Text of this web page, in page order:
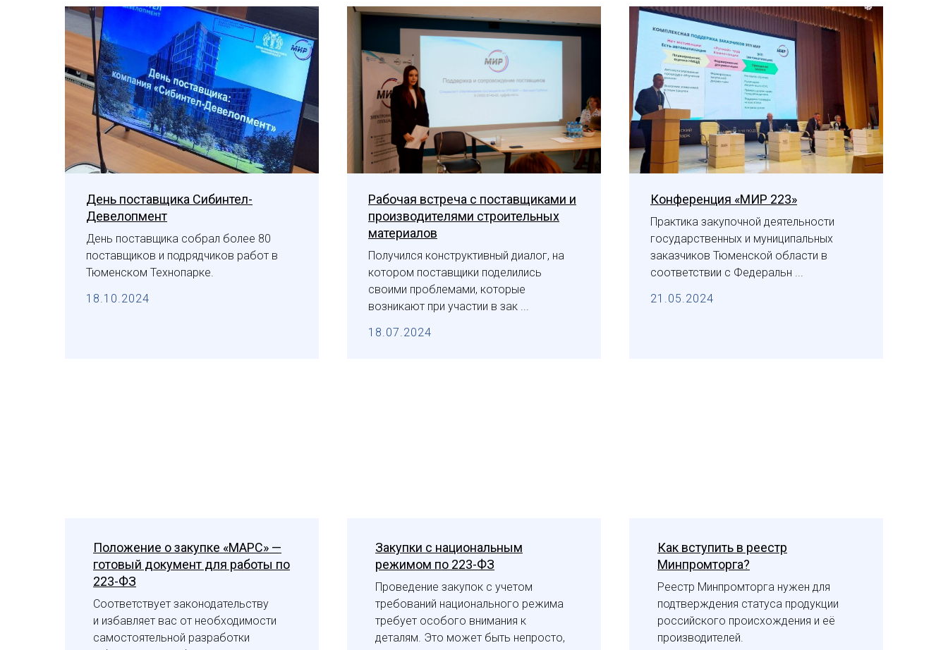
День поставщика Сибинтел-
Девелопмент
День поставщика собрал более 80
поставщиков и подрядчиков работ в
Тюменском Технопарке.
18.10.2024
Рабочая встреча с поставщиками и
производителями строительных
материалов
Получился конструктивный диалог, на
котором поставщики поделились
своими проблемами, которые
возникают при участии в зак ...
18.07.2024
Конференция «МИР 223»
Практика закупочной деятельности
государственных и муниципальных
заказчиков Тюменской области в
соответствии с Федеральн ...
21.05.2024
Положение о закупке «МАРС» —
готовый документ для работы по
223-ФЗ
Соответствует законодательству
и избавляет вас от необходимости
самостоятельной разработки
Закупки с национальным
режимом по 223-ФЗ
Проведение закупок с учетом
требований национального режима
требует особого внимания к
деталям. Это может быть непросто,
Как вступить в реестр
Минпромторга?
Реестр Минпромторга нужен для
подтверждения статуса продукции
российского происхождения и её
производителей.